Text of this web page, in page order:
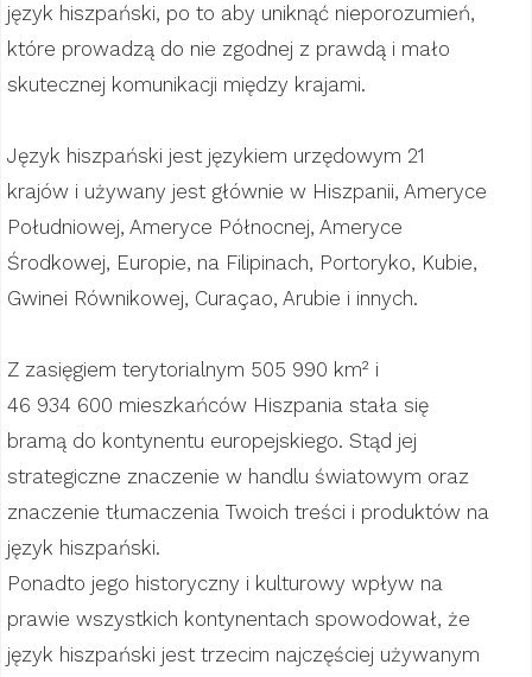
język hiszpański, po to aby uniknąć nieporozumień,
które prowadzą do nie zgodnej z prawdą i mało
skutecznej komunikacji między krajami.
Język hiszpański jest językiem urzędowym 21
krajów i używany jest głównie w Hiszpanii, Ameryce
Południowej, Ameryce Północnej, Ameryce
Środkowej, Europie, na Filipinach, Portoryko, Kubie,
Gwinei Równikowej, Curaçao, Arubie i innych.
Z zasięgiem terytorialnym 505 990 km² i
46 934 600 mieszkańców Hiszpania stała się
bramą do kontynentu europejskiego. Stąd jej
strategiczne znaczenie w handlu światowym oraz
znaczenie tłumaczenia Twoich treści i produktów na
język hiszpański.
Ponadto jego historyczny i kulturowy wpływ na
prawie wszystkich kontynentach spowodował, że
język hiszpański jest trzecim najczęściej używanym